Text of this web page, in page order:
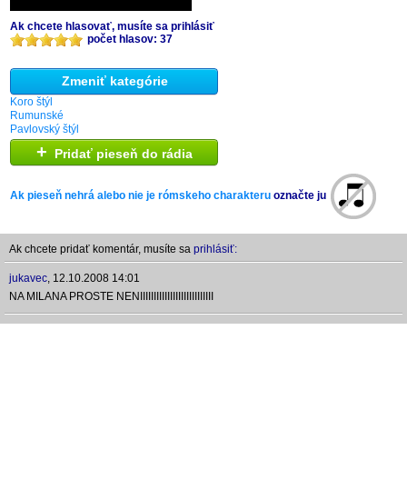
Ak chcete hlasovať, musíte sa prihlásiť
počet hlasov: 37
Zmeniť kategórie
Koro štýl
Rumunské
Pavlovský štýl
+ Pridať pieseň do rádia
Ak pieseň nehrá alebo nie je rómskeho charakteru označte ju
Ak chcete pridať komentár, musíte sa prihlásiť:
jukavec, 12.10.2008 14:01
NA MILANA PROSTE NENIIIIIIIIIIIIIIIIIIIIIIIIIII